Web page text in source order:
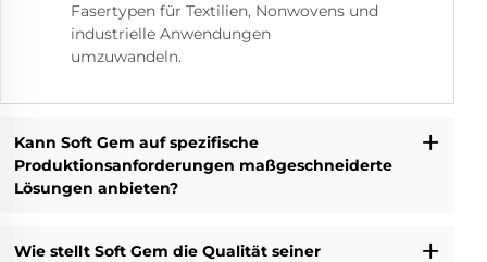
Fasertypen für Textilien, Nonwovens und
industrielle Anwendungen
umzuwandeln.
Kann Soft Gem auf spezifische
Produktionsanforderungen maßgeschneiderte
Lösungen anbieten?
Wie stellt Soft Gem die Qualität seiner